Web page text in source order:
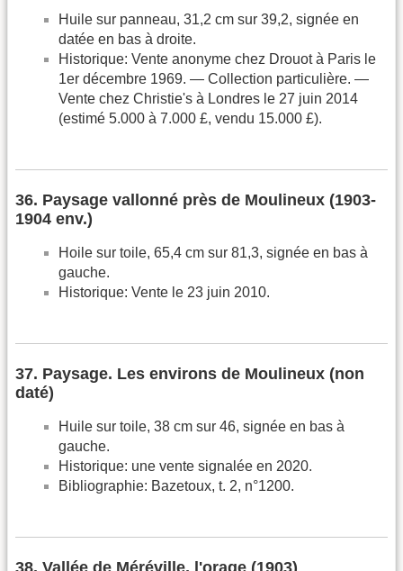
Huile sur panneau, 31,2 cm sur 39,2, signée en
datée en bas à droite.
Historique: Vente anonyme chez Drouot à Paris le
1er décembre 1969. — Collection particulière. —
Vente chez Christie's à Londres le 27 juin 2014
(estimé 5.000 à 7.000 £, vendu 15.000 £).
36. Paysage vallonné près de Moulineux (1903-
1904 env.)
Hoile sur toile, 65,4 cm sur 81,3, signée en bas à
gauche.
Historique: Vente le 23 juin 2010.
37. Paysage. Les environs de Moulineux (non
daté)
Huile sur toile, 38 cm sur 46, signée en bas à
gauche.
Historique: une vente signalée en 2020.
Bibliographie: Bazetoux, t. 2, n°1200.